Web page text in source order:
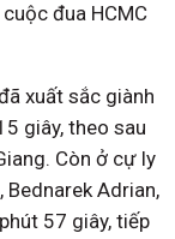
đua HCMC
xuất sắc giành
giây, theo sau
Còn ở cự ly
Bednarek Adrian,
57 giây, tiếp